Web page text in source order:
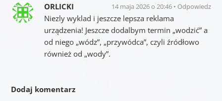
ORLICKI 14 maja 2026 o 20:46 Odpowiedz
Niezly wyklad i jeszcze lepsza reklama
urządzenia! Jeszcze dodalbym termin „wodzić” a
od niego „wódz”, „przywódca”, czyli źródłowo
również od „wody”.
Dodaj komentarz